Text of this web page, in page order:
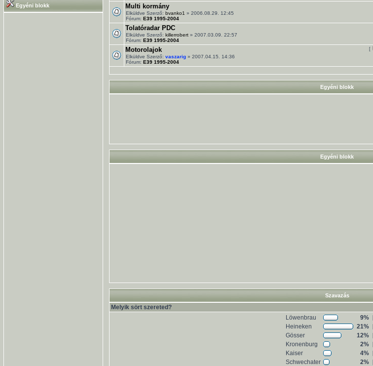
Egyéni blokk Multi kormány
Elküldve Szerző: bvanko1 » 2006.08.29. 12:45
Fórum: E39 1995-2004
Tolatóradar PDC
Elküldve Szerző: killerrobert » 2007.03.09. 22:57
Fórum: E39 1995-2004
[
Motorolajok
Elküldve Szerző: vaszarig » 2007.04.15. 14:36
Fórum: E39 1995-2004
Egyéni blokk
Egyéni blokk
Szavazás
Melyik sört szereted?
Löwenbrau
9%
Heineken
21%
Gösser
12%
Kronenburg
2%
Kaiser
4%
Schwechater
2%